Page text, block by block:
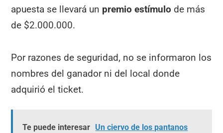
apuesta se llevará un premio estímulo de más
de $2.000.000.
Por razones de seguridad, no se informaron los
nombres del ganador ni del local donde
adquirió el ticket.
Te puede interesar Un ciervo de los pantanos